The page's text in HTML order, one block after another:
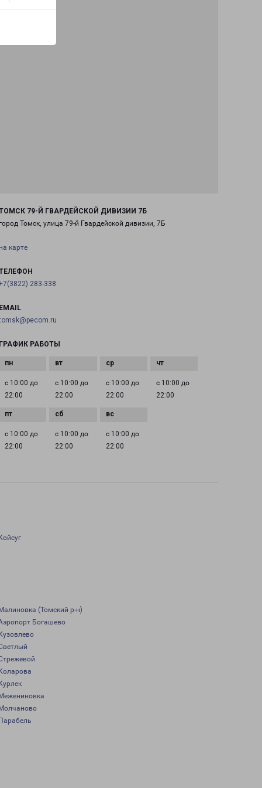
79-Й ГВАРДЕЙСКОЙ ДИВИЗИИ 7Б
Томск, улица 79-й Гвардейской дивизии, 7Б
карте
283-338
РАБОТЫ
с 10:00 до
22:00
с 10:00 до
22:00
с 10:00 до
22:00
с 10:00 до
22:00
с 10:00 до
22:00
с 10:00 до
22:00
с 10:00 до
22:00
(Томский р-н)
Богашево